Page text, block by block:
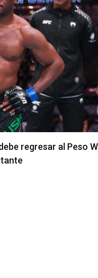
pesajes del UFC
para pelea con Salkilld